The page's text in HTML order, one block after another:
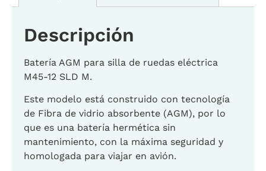
Descripción
Batería AGM para silla de ruedas eléctrica
M45-12 SLD M.
Este modelo está construido con tecnología
de Fibra de vidrio absorbente (AGM), por lo
que es una batería hermética sin
mantenimiento, con la máxima seguridad y
homologada para viajar en avión.